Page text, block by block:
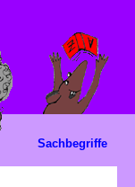
Sachbegriffe